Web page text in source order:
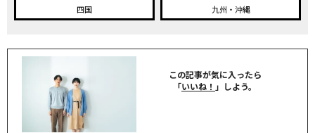
四国 九州・沖縄
この記事が気に入ったら
「いいね！ 」しよう。